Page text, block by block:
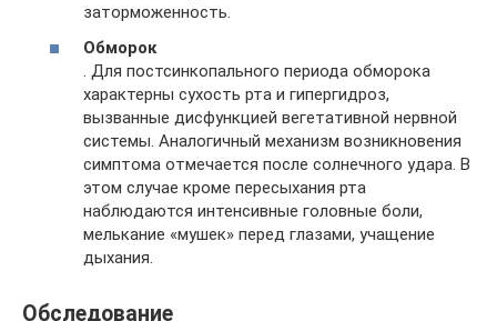
заторможенность.
Обморок
. Для постсинкопального периода обморока
характерны сухость рта и гипергидроз,
вызванные дисфункцией вегетативной нервной
системы. Аналогичный механизм возникновения
симптома отмечается после солнечного удара. В
этом случае кроме пересыхания рта
наблюдаются интенсивные головные боли,
мелькание «мушек» перед глазами, учащение
дыхания.
Обследование